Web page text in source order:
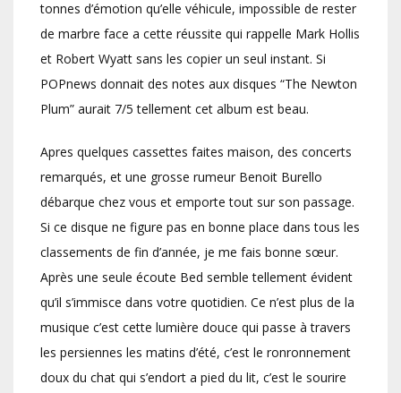
tonnes d’émotion qu’elle véhicule, impossible de rester
de marbre face a cette réussite qui rappelle Mark Hollis
et Robert Wyatt sans les copier un seul instant. Si
POPnews donnait des notes aux disques “The Newton
Plum” aurait 7/5 tellement cet album est beau.
Apres quelques cassettes faites maison, des concerts
remarqués, et une grosse rumeur Benoit Burello
débarque chez vous et emporte tout sur son passage.
Si ce disque ne figure pas en bonne place dans tous les
classements de fin d’année, je me fais bonne sœur.
Après une seule écoute Bed semble tellement évident
qu’il s’immisce dans votre quotidien. Ce n’est plus de la
musique c’est cette lumière douce qui passe à travers
les persiennes les matins d’été, c’est le ronronnement
doux du chat qui s’endort a pied du lit, c’est le sourire